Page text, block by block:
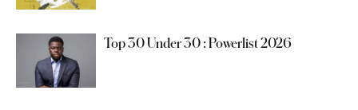
Top 30 Under 30 : Powerlist 2026